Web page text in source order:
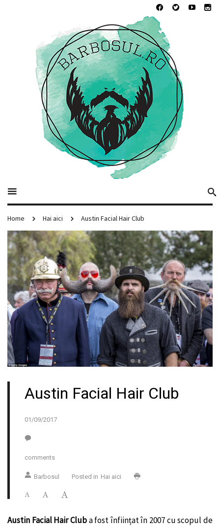
Home Hai aici Austin Facial Hair Club
Austin Facial Hair Club
01/09/2017
comments
Barbosul Posted in Hai aici
Austin Facial Hair Cluba fost înființat în 2007 cu scopul de